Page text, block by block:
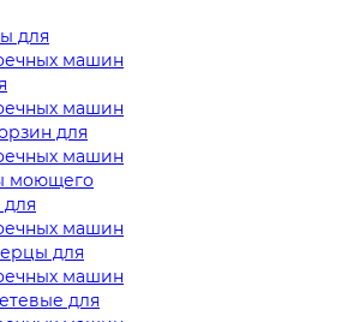
для
машин
машин
для
машин
моющего
для
машин
для
машин
для